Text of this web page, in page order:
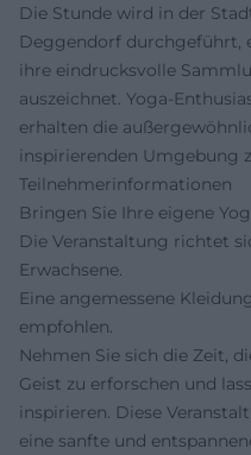
Die Stunde wird in der
Deggendorf durchgeführt,
ihre eindrucksvolle
auszeichnet. Yoga-
erhalten die
inspirierenden Umgebung
Teilnehmerinformationen
Bringen Sie Ihre eigene
Die Veranstaltung richtet
Erwachsene.
Eine angemessene
empfohlen.
Nehmen Sie sich die Zeit,
Geist zu erforschen und
inspirieren. Diese
eine sanfte und